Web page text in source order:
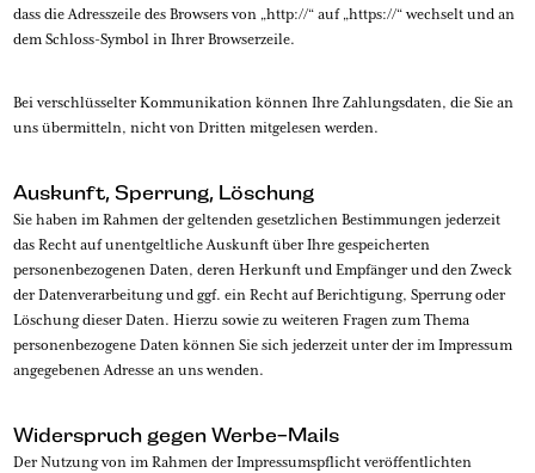
dass die Adresszeile des Browsers von „http://“ auf „https://“ wechselt und an
dem Schloss-Symbol in Ihrer Browserzeile.
Bei verschlüsselter Kommunikation können Ihre Zahlungsdaten, die Sie an
uns übermitteln, nicht von Dritten mitgelesen werden.
Auskunft, Sperrung, Löschung
Sie haben im Rahmen der geltenden gesetzlichen Bestimmungen jederzeit
das Recht auf unentgeltliche Auskunft über Ihre gespeicherten
personenbezogenen Daten, deren Herkunft und Empfänger und den Zweck
der Datenverarbeitung und ggf. ein Recht auf Berichtigung, Sperrung oder
Löschung dieser Daten. Hierzu sowie zu weiteren Fragen zum Thema
personenbezogene Daten können Sie sich jederzeit unter der im Impressum
angegebenen Adresse an uns wenden.
Widerspruch gegen Werbe-Mails
Der Nutzung von im Rahmen der Impressumspflicht veröffentlichten